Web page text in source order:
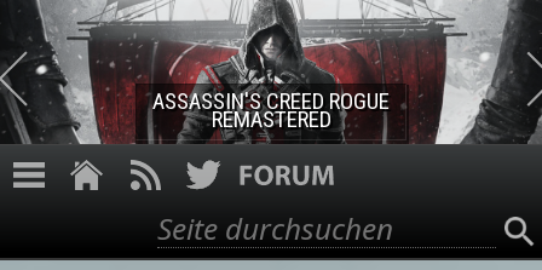
Direkt zum Inhalt
ASSASSIN'S CREED ROGUE
REMASTERED
Suchformular
Suche